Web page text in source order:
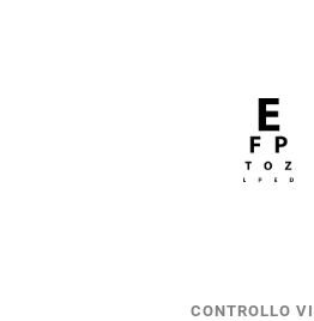
CONTROLLO